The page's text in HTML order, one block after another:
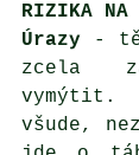
RIZIKA NA
Úrazy
-
zcela
všude,